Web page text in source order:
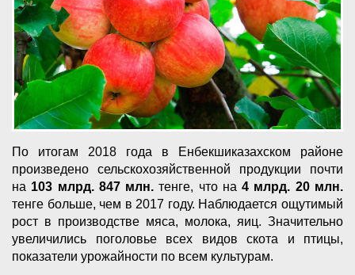
По итогам 2018 года в Енбекшиказахском районе
произведено сельскохозяйственной продукции почти
на 103 млрд. 847 млн. тенге, что на4 млрд. 20 млн.
тенге больше, чем в 2017 году. Наблюдается ощутимый
рост в производстве мяса, молока, яиц. Значительно
увеличились поголовье всех видов скота и птицы,
показатели урожайности по всем культурам.